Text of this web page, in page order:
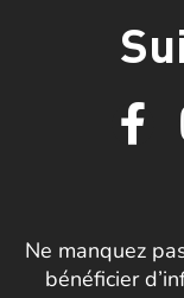
Ne manquez
bénéficier